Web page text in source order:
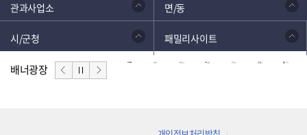
관과사업소 면/동
시/군청 패밀리사이트
배너광장